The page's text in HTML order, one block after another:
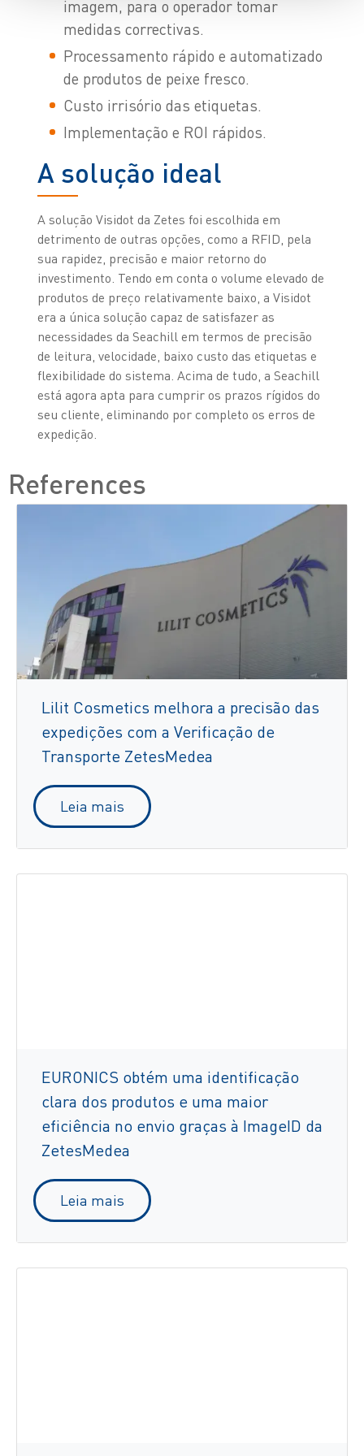
imagem, para o operador tomar
medidas correctivas.
Processamento rápido e automatizado
de produtos de peixe fresco.
Custo irrisório das etiquetas.
Implementação e ROI rápidos.
A solução ideal
A solução Visidot da Zetes foi escolhida em
detrimento de outras opções, como a RFID, pela
sua rapidez, precisão e maior retorno do
investimento. Tendo em conta o volume elevado de
produtos de preço relativamente baixo, a Visidot
era a única solução capaz de satisfazer as
necessidades da Seachill em termos de precisão
de leitura, velocidade, baixo custo das etiquetas e
flexibilidade do sistema. Acima de tudo, a Seachill
está agora apta para cumprir os prazos rígidos do
seu cliente, eliminando por completo os erros de
expedição.
References
Lilit Cosmetics melhora a precisão das
expedições com a Verificação de
Transporte ZetesMedea
Leia mais
EURONICS obtém uma identificação
clara dos produtos e uma maior
eficiência no envio graças à ImageID da
ZetesMedea
Leia mais